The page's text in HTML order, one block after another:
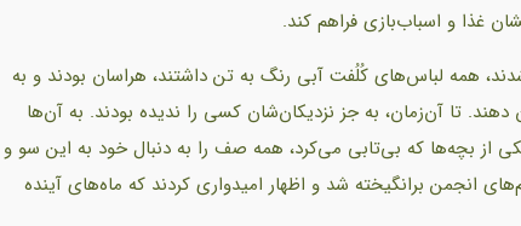
غذا و اسباب‌بازی فراهم کند.
همه لباس‌های کُلُفت آبی رنگ به تن داشتند، هراسان بودند و به
تا آن‌زمان، به جز نزدیکان‌شان کسی را ندیده بودند. به آن‌ها
از بچه‌ها که بی‌تابی می‌کرد، همه صف را به دنبال خود به این سو و
برانگیخته شد و اظهار امیدواری کردند که ماه‌های آینده